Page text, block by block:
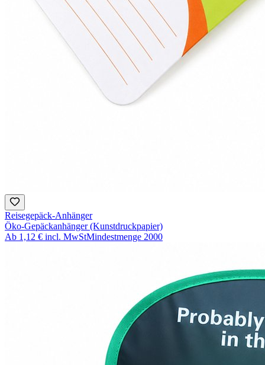
Reisegepäck-Anhänger
Öko-Gepäckanhänger (Kunstdruckpapier)
Ab 1,12 € incl. MwStMindestmenge 2000